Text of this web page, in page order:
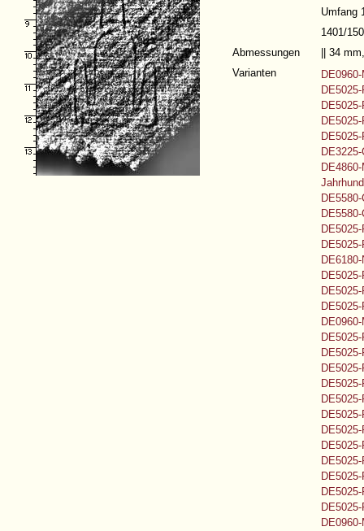
Umfang
1401/
Abmessungen
|| 34
Varianten